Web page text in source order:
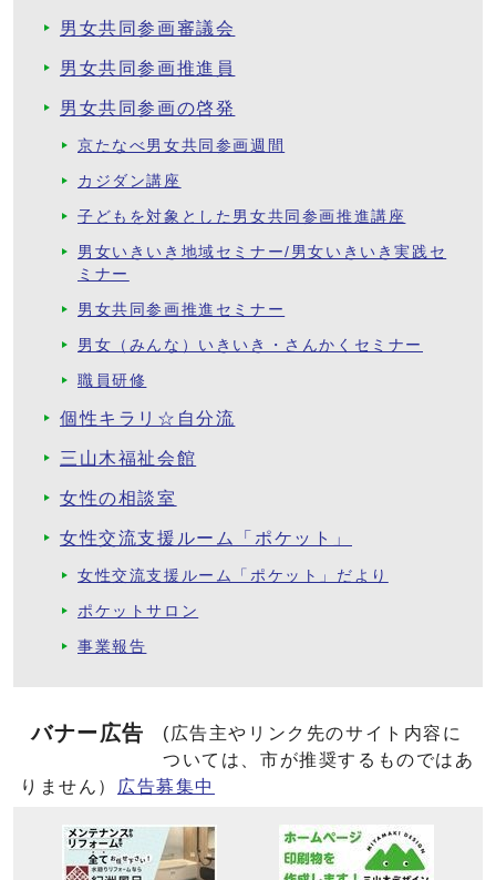
男女共同参画審議会
男女共同参画推進員
男女共同参画の啓発
京たなべ男女共同参画週間
カジダン講座
子どもを対象とした男女共同参画推進講座
男女いきいき地域セミナー/男女いきいき実践セ
ミナー
男女共同参画推進セミナー
男女（みんな）いきいき・さんかくセミナー
職員研修
個性キラリ☆自分流
三山木福祉会館
女性の相談室
女性交流支援ルーム「ポケット」
女性交流支援ルーム「ポケット」だより
ポケットサロン
事業報告
バナー広告
(広告主やリンク先のサイト内容に
ついては、市が推奨するものではあ
りません）
広告募集中